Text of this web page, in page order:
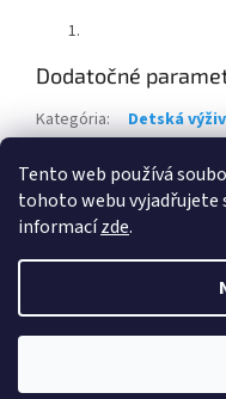
Tento web používá
tohoto webu vyjadřujete
informacízde.
Dodatočné
Kategória:
Detská
Položka bola